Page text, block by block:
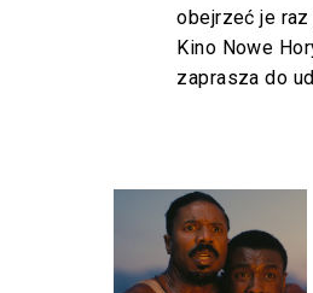
obejrzeć je
Kino Nowe
zaprasza do